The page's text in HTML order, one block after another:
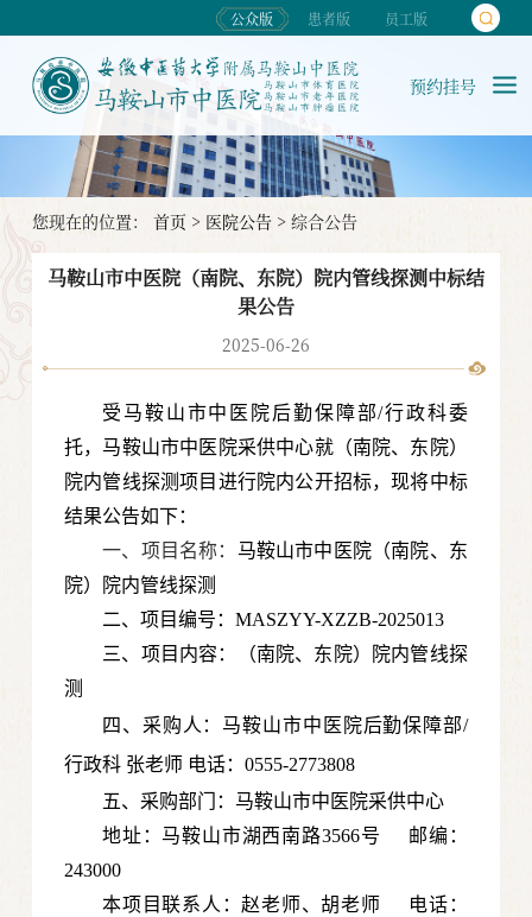
公众版 患者版 员工版
预约挂号
您现在的位置： 首页 > 医院公告> 综合公告
马鞍山市中医院（南院、东院）院内管线探测中标结
果公告
2025-06-26
受马鞍山市中医院后勤保障部/行政科委
托，马鞍山市中医院采供中心就（南院、东院）
院内管线探测项目进行院内公开招标，现将中标
结果公告如下：
一、项目名称： 马鞍山市中医院（南院、东
院）院内管线探测
二、项目编号：MASZYY-XZZB-2025013
三、项目内容：（南院、东院）院内管线探
测
四、采购人：马鞍山市中医院后勤保障部/
行政科 张老师 电话：0555-2773808
五、采购部门：马鞍山市中医院采供中心
地址：马鞍山市湖西南路3566号 邮编：
243000
本项目联系人：赵老师、胡老师 电话：